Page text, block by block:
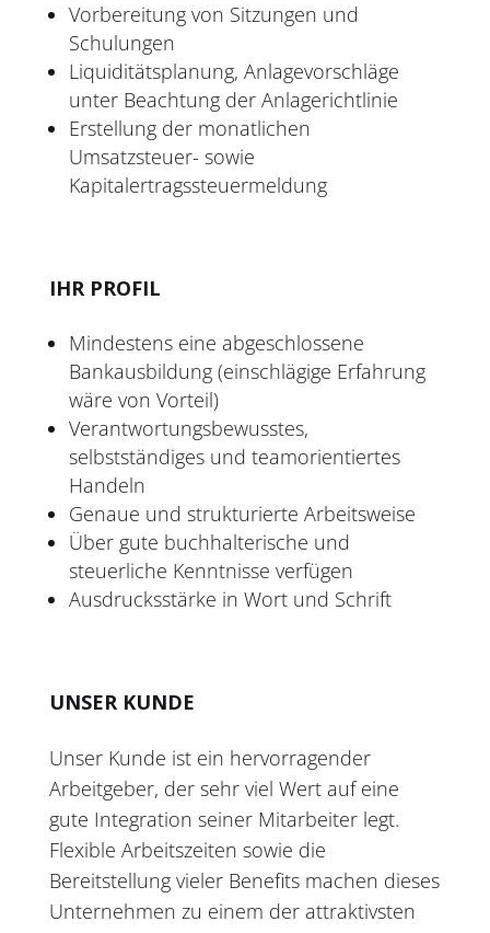
Vorbereitung von Sitzungen und
Schulungen
Liquiditätsplanung, Anlagevorschläge
unter Beachtung der Anlagerichtlinie
Erstellung der monatlichen
Umsatzsteuer- sowie
Kapitalertragssteuermeldung
IHR PROFIL
Mindestens eine abgeschlossene
Bankausbildung (einschlägige Erfahrung
wäre von Vorteil)
Verantwortungsbewusstes,
selbstständiges und teamorientiertes
Handeln
Genaue und strukturierte Arbeitsweise
Über gute buchhalterische und
steuerliche Kenntnisse verfügen
Ausdrucksstärke in Wort und Schrift
UNSER KUNDE
Unser Kunde ist ein hervorragender
Arbeitgeber, der sehr viel Wert auf eine
gute Integration seiner Mitarbeiter legt.
Flexible Arbeitszeiten sowie die
Bereitstellung vieler Benefits machen dieses
Unternehmen zu einem der attraktivsten